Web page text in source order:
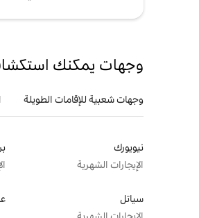
وجهات يمكنك
وجهات شعبية للإقامات الطويلة
نيويورك
الإيجارات الشهرية
سياتل